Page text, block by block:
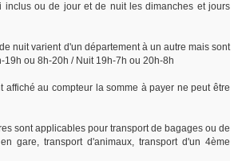
inclus ou de jour et de nuit les dimanches et jours
nuit varient d'un département à un autre mais sont
19h ou 8h-20h / Nuit 19h-7h ou 20h-8h
affiché au compteur la somme à payer ne peut être
sont applicables pour transport de bagages ou de
gare, transport d'animaux, transport d'un 4ème